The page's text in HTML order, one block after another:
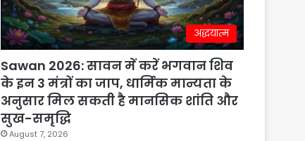
अद्धयात्म
Sawan 2026: सावन में करें भगवान शिव
के इन 3 मंत्रों का जाप, धार्मिक मान्यता के
अनुसार मिल सकती है मानसिक शांति और
सुख-समृद्धि
August 7, 2026